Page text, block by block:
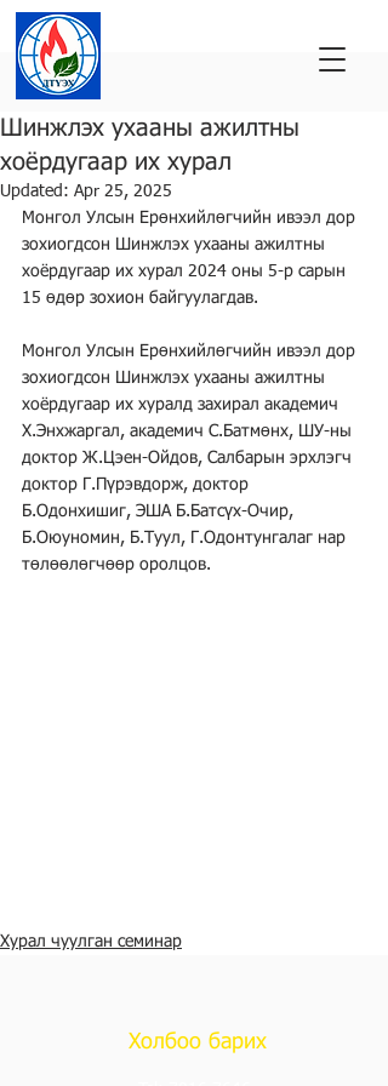
Шинжлэх ухааны ажилтны
хоёрдугаар их хурал
Updated: Apr 25, 2025
Монгол Улсын Ерөнхийлөгчийн ивээл дор
зохиогдсон Шинжлэх ухааны ажилтны
хоёрдугаар их хурал 2024 оны 5-р сарын
15 өдөр зохион байгуулагдав.
Монгол Улсын Ерөнхийлөгчийн ивээл дор
зохиогдсон Шинжлэх ухааны ажилтны
хоёрдугаар их хуралд захирал академич
Х.Энхжаргал, академич С.Батмөнх, ШУ-ны
доктор Ж.Цэен-Ойдов, Салбарын эрхлэгч
доктор Г.Пүрэвдорж, доктор
Б.Одонхишиг, ЭША Б.Батсүх-Очир,
Б.Оюуномин, Б.Туул, Г.Одонтунгалаг нар
төлөөлөгчөөр оролцов.
Хурал чуулган семинар
Холбоо барих